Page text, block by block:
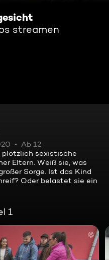
streamen
Ab 12
plötzlich sexistische
Eltern. Weiß sie, was
Sorge. Ist das Kind
Oder belastet sie ein
1